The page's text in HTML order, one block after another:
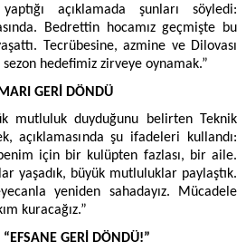
açıklamada şunları söyledi:
Bedrettin hocamız geçmişte bu
Tecrübesine, azmine ve Dilovası
hedefimiz zirveye oynamak.”
GERİ DÖNDÜ
mutluluk duyduğunu belirten Teknik
açıklamasında şu ifadeleri kullandı:
için bir kulüpten fazlası, bir aile.
yaşadık, büyük mutluluklar paylaştık.
yeniden sahadayız. Mücadele
kuracağız.”
GERİ DÖNDÜ!”